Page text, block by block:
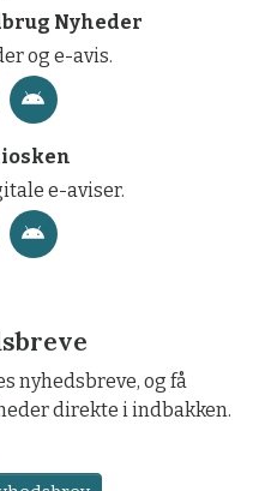
Nyheder
og e-avis.
e-aviser.
nyhedsbreve, og få
direkte i indbakken.